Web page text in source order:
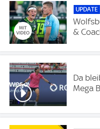
UPDATE
&
Da
Mega